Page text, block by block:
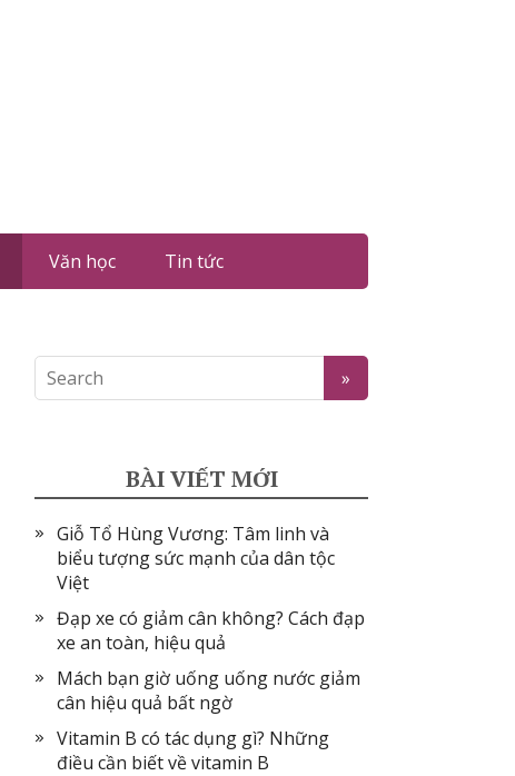
Văn học Tin tức
BÀI VIẾT MỚI
Giỗ Tổ Hùng Vương: Tâm linh và
biểu tượng sức mạnh của dân tộc
Việt
Đạp xe có giảm cân không? Cách đạp
xe an toàn, hiệu quả
Mách bạn giờ uống uống nước giảm
cân hiệu quả bất ngờ
Vitamin B có tác dụng gì? Những
điều cần biết về vitamin B